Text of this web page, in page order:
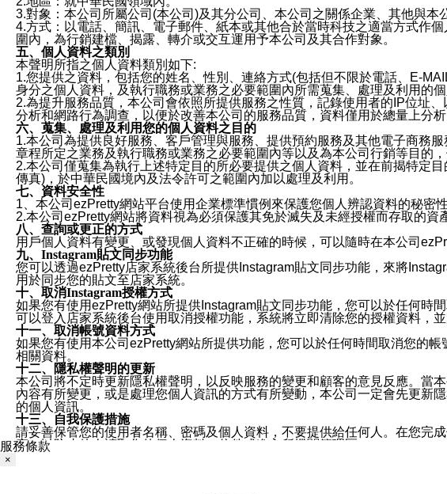
3.對象：本公司所屬公司(本公司)及其分公司、本公司之關係企業、其他與本
4.方式：以電話、簡訊、電子郵件、紙本或其他合於當時科技之適當方式作
圍內，為行銷建檔、揭露、轉介或交互運用予本公司及其合作對象。
五、個人資料之類別
本聲明所指之個人資料類別如下:
1.您提供之資料，包括您的姓名、性別、連絡方式(包括但不限於電話、E-
身分之個人資料，及執行職務或業務之必要範圍內所需蒐集、處理及利用的個
2.為提升服務品質，本公司會依照所提供服務之性質，記錄使用者的IP位址
分析和網路行為調查，以便於改善本公司的服務品質，資料僅用於總量上分析
六、蒐集、處理及利用您的個人資料之目的
1.本公司為提供良好服務、客戶管理與服務、提供預約服務及其他電子商務
章程所定之業務及執行職務或業務之必要範圍內等以及為本公司行銷等目的
2.本公司僅蒐集為執行上述特定目的所必要提供之個人資料，並在前揭特定
傳真)，於中華民國境內及法令許可之範圍內加以處理及利用。
七、資料安全性
1、本公司ezPretty網站平台使用企業標準慣例來保護您個人辨認資料的秘
2.本公司ezPretty網站將資料視為必須保護其免於滅失及未經授權而存取的
八、查詢或更正的方式
用戶個人資料有變更、或發現個人資料不正確的時候，可以隨時在本公司
九、Instagram貼文同步功能
您可以透過ezPretty店家系統後台所提供Instagram貼文同步功能，來將
用於同步您的貼文至店家系統。
十、取消Instagram授權方式
如果您有使用ezPretty網站所提供Instagram貼文同步功能，您可以於任何時
可以登入店家系統後台使用取消授權功能，系統將立即清除您的授權資料，
十一、取消帳號資料方式
如果您有使用本公司ezPretty網站所提供功能，您可以於任何時間取消您的
相關資料。
十二、隱私權聲明的更新
本公司將不定時更新隱私權聲明，以反映服務的變更和顧客的意見反應。當
內容有所變更，或是處理您個人資訊的方式有所變動，本公司一定會先更新
的個人資訊。
十三、自我保護措施
請妥善保管您的使用者名稱、密碼及個人資料，不要提供給任何人。在您完
窗，以防止他人讀取您的個人資料、信件或進入所機關管理區。
服務條款
×